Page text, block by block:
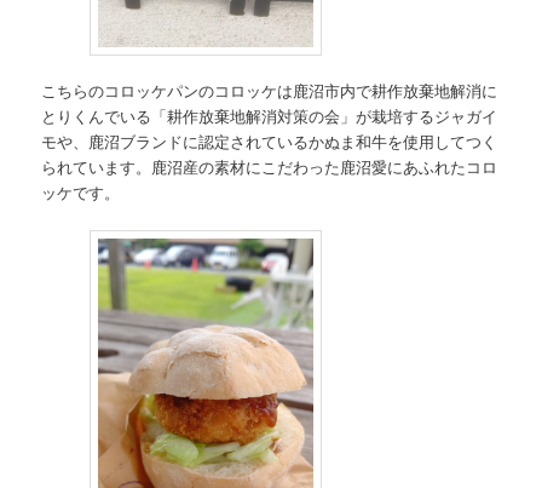
こちらのコロッケパンのコロッケは鹿沼市内で耕作放棄地解消に
とりくんでいる「耕作放棄地解消対策の会」が栽培するジャガイ
モや、鹿沼ブランドに認定されているかぬま和牛を使用してつく
られています。鹿沼産の素材にこだわった鹿沼愛にあふれたコロ
ッケです。